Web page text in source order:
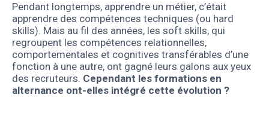
Pendant longtemps, apprendre un métier, c’était
apprendre des compétences techniques (ou hard
skills). Mais au fil des années, les soft skills, qui
regroupent les compétences relationnelles,
comportementales et cognitives transférables d’une
fonction à une autre, ont gagné leurs galons aux yeux
des recruteurs. Cependant les formations en
alternance ont-elles intégré cette évolution ?